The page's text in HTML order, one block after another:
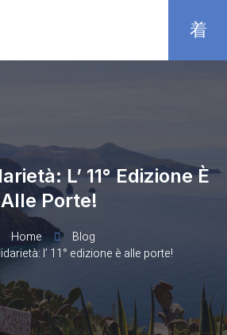
L’ 11° Edizione È
Alle Porte!
Home
Blog
l’ 11° edizione è alle porte!